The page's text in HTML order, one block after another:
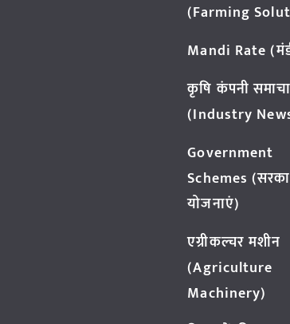
(Farming
Mandi Rate
कृषि कंपनी
(Industry
Government
Schemes
योजनाएं)
एग्रीकल्चर मशीन
(Agriculture
Machinery)